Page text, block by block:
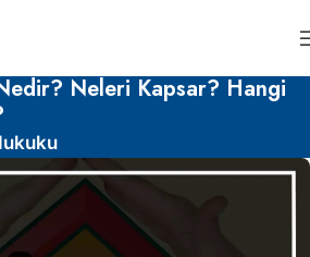
Neleri Kapsar? Hangi